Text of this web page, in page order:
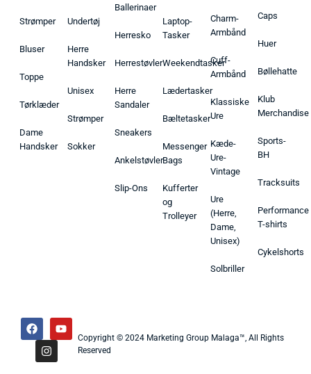
Strømper
Bluser
Toppe
Tørklæder
Dame
Handsker
Undertøj
Herre
Handsker
Unisex
Strømper
Sokker
Ballerinaer
Herresko
Herrestøvler
Herre
Sandaler
Sneakers
Ankelstøvler
Slip-Ons
Laptop-
Tasker
Weekendtasker
Lædertasker
Bæltetasker
Messenger
Bags
Kufferter
og
Trolleyer
Charm-
Armbånd
Cuff-
Armbånd
Klassiske
Ure
Kæde-
Ure-
Vintage
Ure
(Herre,
Dame,
Unisex)
Solbriller
Caps
Huer
Bøllehatte
Klub
Merchandise
Sports-
BH
Tracksuits
Performance
T-shirts
Cykelshorts
Copyright © 2024 Marketing Group Malaga™, All Rights
Reserved